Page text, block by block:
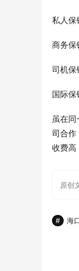
私人保
商务保
司机
国际
虽在同
司合作
收费高
原创
海